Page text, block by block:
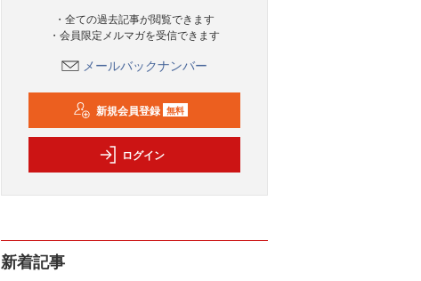
・全ての過去記事が閲覧できます
・会員限定メルマガを受信できます
メールバックナンバー
新規会員登録 無料
ログイン
新着記事